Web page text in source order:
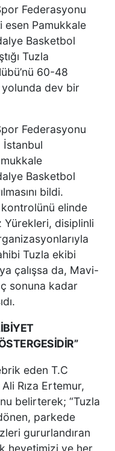
Federasyonu
esen Pamukkale
Basketbol
Tuzla
60-48
dev bir
Federasyonu
İstanbul
Basketbol
bildi.
elinde
Yürekleri, disiplinli
Tuzla ekibi
çalışsa da, Mavi-
sonuna kadar
eden T.C
Rıza Ertemur,
belirterek; “Tuzla
parkede
gururlandıran
heyetimizi ve her